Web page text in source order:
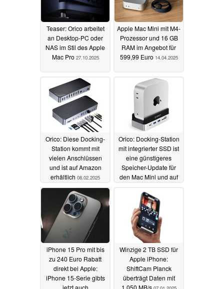
Teaser: Orico arbeitet
an Desktop-PC oder
NAS im Stil des Apple
Mac Pro 27.10.2025
Apple Mac Mini mit M4-
Prozessor und 16 GB
RAM im Angebot für
599,99 Euro 14.04.2025
Orico: Diese Docking-
Station kommt mit
vielen Anschlüssen
und ist auf Amazon
erhältlich 08.02.2025
Orico: Docking-Station
mit integrierter SSD ist
eine günstigeres
Speicher-Update für
den Mac Mini und auf
01.02.2025
iPhone 15 Pro mit bis
zu 240 Euro Rabatt
direkt bei Apple:
iPhone 15-Serie gibts
jetzt auch
Winzige 2 TB SSD für
Apple iPhone:
ShiftCam Planck
überträgt Daten mit
1.050 MB/s